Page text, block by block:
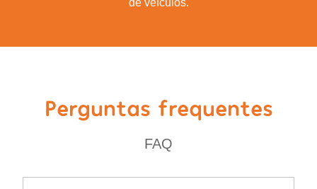
de veículos.
Perguntas frequentes
FAQ